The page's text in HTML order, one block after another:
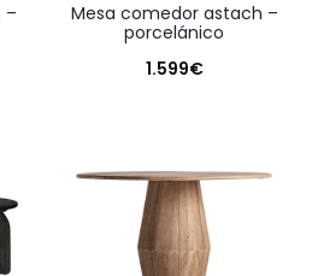
mesa comedor astach –
porcelánico
1.599€